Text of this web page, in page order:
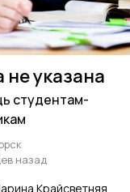
не указана
студентам-
назад
Крайсветняя